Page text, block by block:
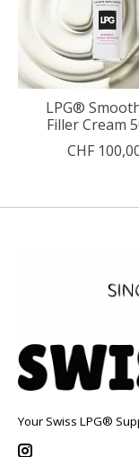
LPG®
Filler Cream
CHF
Your Swiss LPG®